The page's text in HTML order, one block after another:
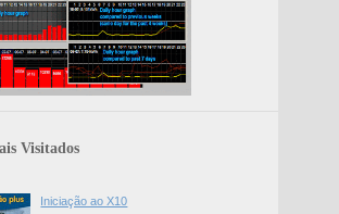
Visitados
Iniciação ao X10